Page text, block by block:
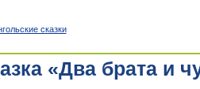
сказки
«Два брата и